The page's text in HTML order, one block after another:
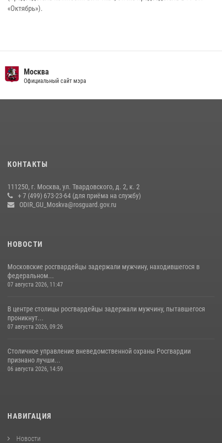
«Октябрь»).
Москва
Официальный сайт мэра
КОНТАКТЫ
111250, г. Москва, ул. Твардовского, д. 2, к. 2
+ 7 (499) 673-23-64 (для приёма на службу)
ODIR_GU_Moskva@rosguard.gov.ru
НОВОСТИ
Московские росгвардейцы задержали мужчину, находившегося в
федеральном...
07 августа 2026, 11:47
В центре столицы росгвардейцы задержали мужчину, пытавшегося
проникнут...
07 августа 2026, 09:26
Столичное управление вневедомственной охраны Росгвардии
признано лучши...
06 августа 2026, 14:59
НАВИГАЦИЯ
Новости